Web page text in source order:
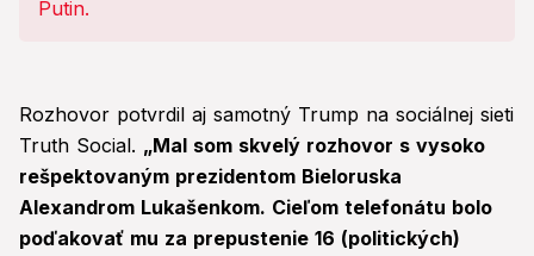
Rozhovor potvrdil aj samotný Trump na sociálnej sieti
Truth Social. „Mal som skvelý rozhovor s vysoko
rešpektovaným prezidentom Bieloruska
Alexandrom Lukašenkom. Cieľom telefonátu bolo
poďakovať mu za prepustenie 16 (politických)